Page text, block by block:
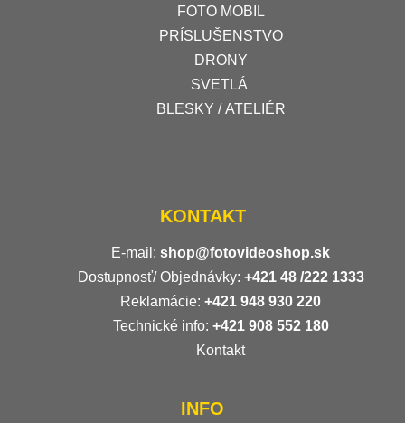
FOTO MOBIL
PRÍSLUŠENSTVO
DRONY
SVETLÁ
BLESKY / ATELIÉR
KONTAKT
E-mail: shop@fotovideoshop.sk
Dostupnosť/ Objednávky: +421 48 /222 1333
Reklamácie: +421 948 930 220
Technické info: +421 908 552 180
Kontakt
INFO